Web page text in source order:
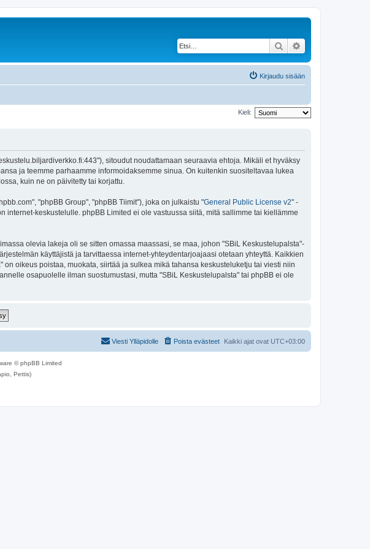
Etsi
Kirjaudu sisään
Kieli:
sitoudut noudattamaan seuraavia ehtoja. Mikäli et hyväksy
ja teemme parhaamme informoidaksemme sinua. On kuitenkin suositeltavaa lukea
kuin ne on päivitetty tai korjattu.
"phpBB Group", "phpBB Tiimit"), joka on julkaistu "General Public License v2" -
internet-keskustelulle. phpBB Limited ei ole vastuussa siitä, mitä sallimme tai kiellämme
olevia lakeja oli se sitten omassa maassasi, se maa, johon "SBiL Keskustelupalsta"-
käyttäjistä ja tarvittaessa internet-yhteydentarjoajaasi otetaan yhteyttä. Kaikkien
oikeus poistaa, muokata, siirtää ja sulkea mikä tahansa keskusteluketju tai viesti niin
osapuolelle ilman suostumustasi, mutta "SBiL Keskustelupalsta" tai phpBB ei ole
Kaikki ajat ovat UTC+03:00
Poista evästeet
Viesti Ylläpidolle
© phpBB Limited
Pettis)